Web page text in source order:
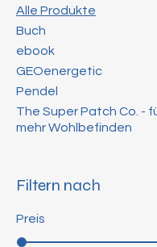
Alle Produkte
Buch
ebook
GEOenergetic
Pendel
The Super Patch Co. -
mehr Wohlbefinden
Filtern nach
Preis